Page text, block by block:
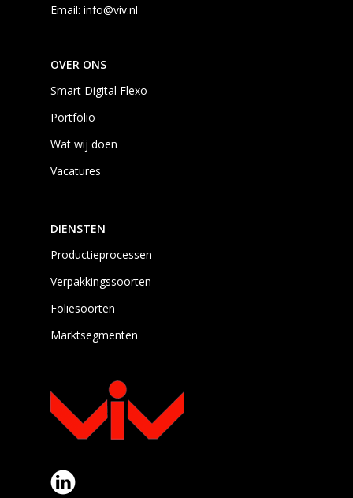
Email: info@viv.nl
OVER ONS
Smart Digital Flexo
Portfolio
Wat wij doen
Vacatures
DIENSTEN
Productieprocessen
Verpakkingssoorten
Foliesoorten
Marktsegmenten